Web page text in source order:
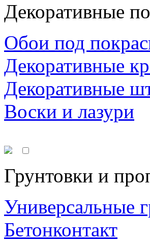
Декоративные
Обои под
Декоративные
Декоративные
Воски и лазури
Грунтовки и
Универсальные
Бетонконтакт